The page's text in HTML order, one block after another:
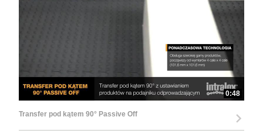
0:48
Transfer pod kątem 90° Passive Off